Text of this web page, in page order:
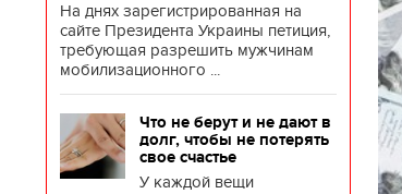
На днях зарегистрированная на
сайте Президента Украины петиция,
требующая разрешить мужчинам
мобилизационного ...
Что не берут и не дают в
долг, чтобы не потерять
свое счастье
У каждой вещи